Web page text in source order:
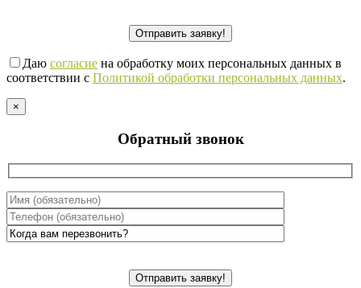
Даю согласие на обработку моих персональных данных в
соответствии с Политикой обработки персональных данных.
×
Обратный звонок